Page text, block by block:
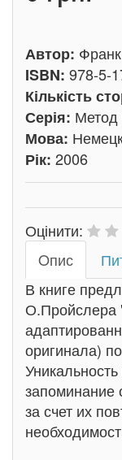
Автор:
ISBN: 978-5-
Кількість
Серія: Метод
Мова:
Рік: 2006
Оцінити:
Oпис
В книге
О.Пройслера
оригинала)
запоминание
за счет их